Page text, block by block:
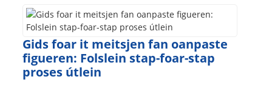
Gids foar it meitsjen fan oanpaste
figueren: Folslein stap-foar-stap
proses útlein